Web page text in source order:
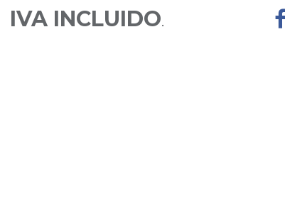
IVA INCLUIDO.